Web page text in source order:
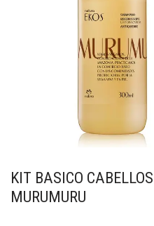
KIT BASICO
MURUMURU